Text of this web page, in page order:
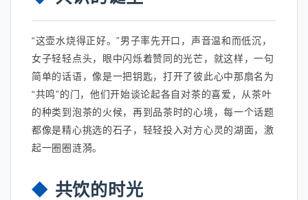
“这壶水烧得正好。”男子率先开口，声音温和而低沉，
女子轻轻点头，眼中闪烁着赞同的光芒，就这样，一句
简单的话语，像是一把钥匙，打开了彼此心中那扇名为
“共鸣”的门，他们开始谈论起各自对茶的喜爱，从茶叶
的种类到泡茶的火候，再到品茶时的心境，每一个话题
都像是精心挑选的石子，轻轻投入对方心灵的湖面，激
起一圈圈涟漪。
共饮的时光